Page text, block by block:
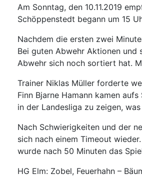
Am Sonntag, den 10.11.2019
Schöppenstedt begann um 15
Nachdem die ersten zwei
Bei guten Abwehr Aktionen und
Abwehr sich noch sortiert hat.
Trainer Niklas Müller forderte
Finn Bjarne Hamann kamen
in der Landesliga zu zeigen,
Nach Schwierigkeiten und der
sich nach einem Timeout
wurde nach 50 Minuten das
HG Elm: Zobel, Feuerhahn –